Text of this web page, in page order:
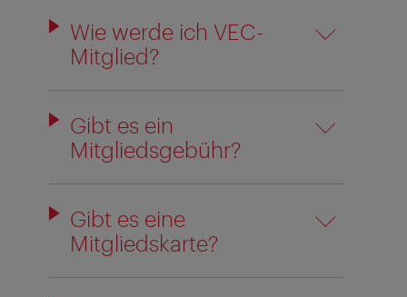
Wie werde ich VEC-
Mitglied?
Gibt es ein
Mitgliedsgebühr?
Gibt es eine
Mitgliedskarte?